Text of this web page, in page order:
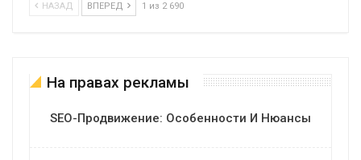
НАЗАД ВПЕРЕД 1 из 2 690
На правах рекламы
SEO-Продвижение: Особенности И Нюансы